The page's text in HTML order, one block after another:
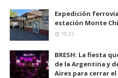
Expedición
estación Monte
19:25
BRESH: La fiesta
de la Argentina y
Aires para cerrar el